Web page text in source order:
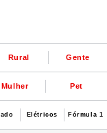
Rural Gente
Mulher Pet
Elétricos Fórmula 1